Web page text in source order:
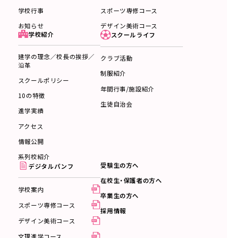
学校行事
お知らせ
スポーツ専修コース
デザイン美術コース
学校紹介
建学の理念／校長の挨拶／
沿革
スクールポリシー
10の特徴
進学実績
アクセス
情報公開
系列校紹介
スクールライフ
クラブ活動
制服紹介
年間行事/施設紹介
生徒自治会
デジタルパンフ
学校案内
スポーツ専修コース
デザイン美術コース
文理進学コース
受験生の方へ
在校生・保護者の方へ
卒業生の方へ
採用情報